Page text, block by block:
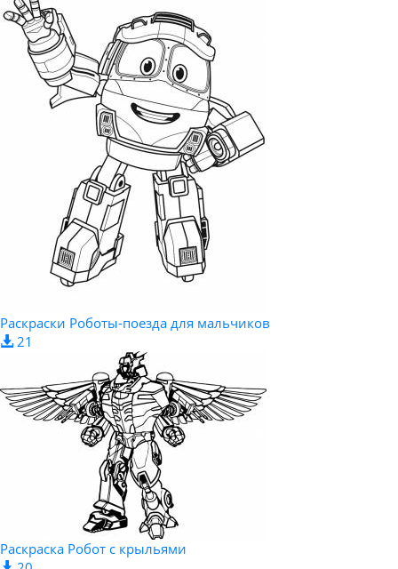
Раскраски Роботы-поезда для мальчиков
21
Раскраска Робот с крыльями